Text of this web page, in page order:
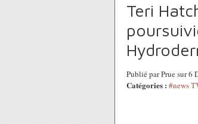
Teri
Publié par Prue sur 6
Catégories : #news